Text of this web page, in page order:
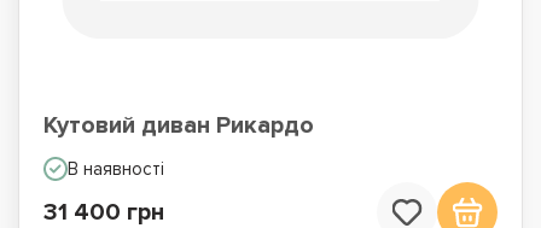
Кутовий диван Рикардо
В наявності
31 400 грн